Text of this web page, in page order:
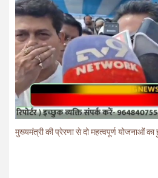
मुख्यमंत्री की प्रेरणा से दो महत्वपूर्ण योजनाओं का